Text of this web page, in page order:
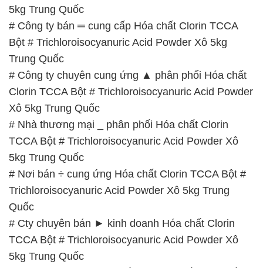
5kg Trung Quốc
# Công ty bán ═ cung cấp Hóa chất Clorin TCCA
Bột # Trichloroisocyanuric Acid Powder Xô 5kg
Trung Quốc
# Công ty chuyên cung ứng ▲ phân phối Hóa chất
Clorin TCCA Bột # Trichloroisocyanuric Acid Powder
Xô 5kg Trung Quốc
# Nhà thương mại _ phân phối Hóa chất Clorin
TCCA Bột # Trichloroisocyanuric Acid Powder Xô
5kg Trung Quốc
# Nơi bán ÷ cung ứng Hóa chất Clorin TCCA Bột #
Trichloroisocyanuric Acid Powder Xô 5kg Trung
Quốc
# Cty chuyên bán ► kinh doanh Hóa chất Clorin
TCCA Bột # Trichloroisocyanuric Acid Powder Xô
5kg Trung Quốc